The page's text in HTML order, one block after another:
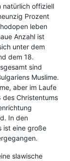
natürlich offiziell
Prozent
leben
Anzahl ist
unter dem
dem 18.
sind
Muslime.
aber im Laufe
des Christentums
In den
ist eine große
slawische